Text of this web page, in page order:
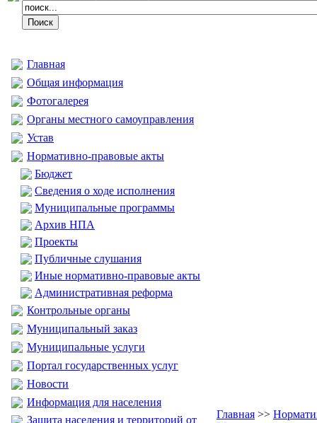
Главная
Общая информация
Фотогалерея
Органы местного самоуправления
Устав
Нормативно-правовые акты
Бюджет
Сведения о ходе исполнения
Муниципальные программы
Архив НПА
Проекты
Публичные слушания
Иные нормативно-правовые акты
Административная реформа
Контрольные органы
Муниципальный заказ
Муниципальные услуги
Портал государственных услуг
Новости
Информация для населения
Защита населения и территорий от
Главная >>